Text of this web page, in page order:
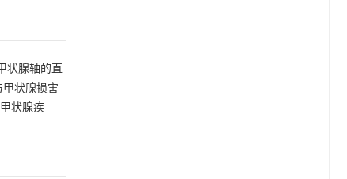
状腺轴的直
状腺损害
状腺疾